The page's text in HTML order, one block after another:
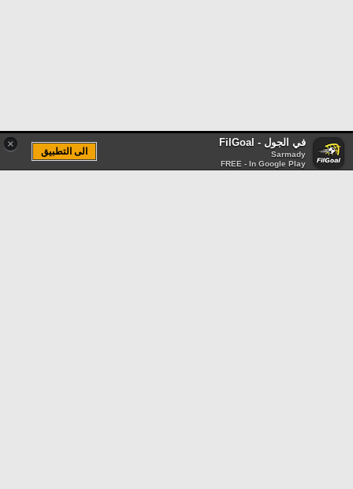
× في الجول - FilGoal
Sarmady
FREE - In Google Play
الى التطبيق